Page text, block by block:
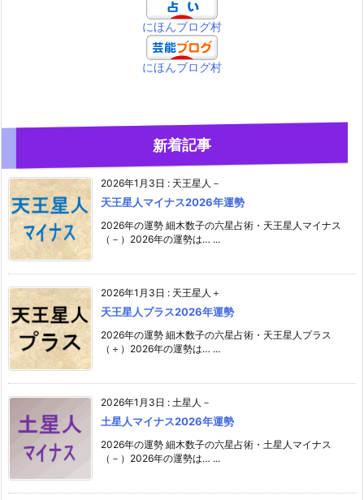
にほんブログ村
にほんブログ村
新着記事
2026年1月3日 : 天王星人－
天王星人マイナス2026年運勢
2026年の運勢 細木数子の六星占術・天王星人マイナス
（－）2026年の運勢は… ...
2026年1月3日 : 天王星人＋
天王星人プラス2026年運勢
2026年の運勢 細木数子の六星占術・天王星人プラス
（＋）2026年の運勢は… ...
2026年1月3日 : 土星人－
土星人マイナス2026年運勢
2026年の運勢 細木数子の六星占術・土星人マイナス
（－）2026年の運勢は… ...